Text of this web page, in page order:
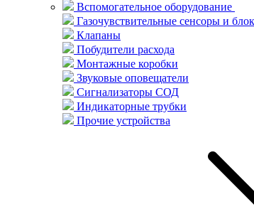
Вспомогательное оборудование
Газочувствительные сенсоры и
Клапаны
Побудители расхода
Монтажные коробки
Звуковые оповещатели
Сигнализаторы СОД
Индикаторные трубки
Прочие устройства